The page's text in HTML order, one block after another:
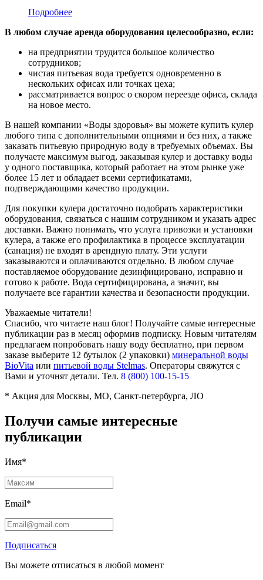
Подробнее
В любом случае аренда оборудования целесообразно, если:
на предприятии трудится большое количество
сотрудников;
чистая питьевая вода требуется одновременно в
нескольких офисах или точках цеха;
рассматривается вопрос о скором переезде офиса, склада
на новое место.
В нашей компании «Воды здоровья» вы можете купить кулер
любого типа с дополнительными опциями и без них, а также
заказать питьевую природную воду в требуемых объемах. Вы
получаете максимум выгод, заказывая кулер и доставку воды
у одного поставщика, который работает на этом рынке уже
более 15 лет и обладает всеми сертификатами,
подтверждающими качество продукции.
Для покупки кулера достаточно подобрать характеристики
оборудования, связаться с нашим сотрудником и указать адрес
доставки. Важно понимать, что услуга привозки и установки
кулера, а также его профилактика в процессе эксплуатации
(санация) не входят в арендную плату. Эти услуги
заказываются и оплачиваются отдельно. В любом случае
поставляемое оборудование дезинфицировано, исправно и
готово к работе. Вода сертифицирована, а значит, вы
получаете все гарантии качества и безопасности продукции.
Уважаемые читатели!
Спасибо, что читаете наш блог! Получайте самые интересные
публикации раз в месяц оформив подписку. Новым читателям
предлагаем попробовать нашу воду бесплатно, при первом
заказе выберите 12 бутылок (2 упаковки) минеральной воды
BioVita или питьевой воды Stelmas. Операторы свяжутся с
Вами и уточнят детали. Тел. 8 (800) 100-15-15
* Акция для Москвы, МО, Санкт-петербурга, ЛО
Получи самые интересные
публикации
Имя*
Email*
Подписаться
Вы можете отписаться в любой момент